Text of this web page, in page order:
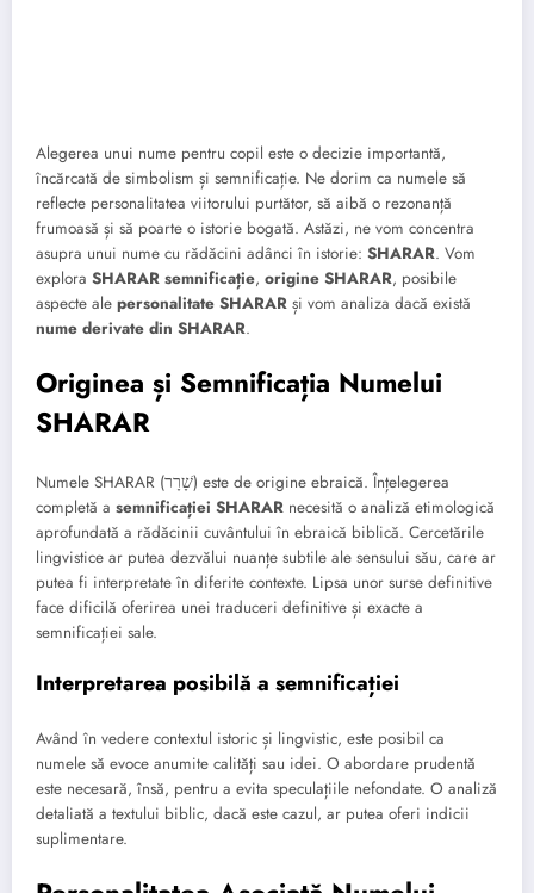
Alegerea unui nume pentru copil este o decizie importantă,
încărcată de simbolism și semnificație. Ne dorim ca numele să
reflecte personalitatea viitorului purtător, să aibă o rezonanță
frumoasă și să poarte o istorie bogată. Astăzi, ne vom concentra
asupra unui nume cu rădăcini adânci în istorie: SHARAR. Vom
explora SHARAR semnificație, origine SHARAR, posibile
aspecte ale personalitate SHARAR și vom analiza dacă există
nume derivate din SHARAR.
Originea și Semnificația Numelui
SHARAR
Numele SHARAR (שָׁרָר) este de origine ebraică. Înțelegerea
completă a semnificației SHARAR necesită o analiză etimologică
aprofundată a rădăcinii cuvântului în ebraică biblică. Cercetările
lingvistice ar putea dezvălui nuanțe subtile ale sensului său, care ar
putea fi interpretate în diferite contexte. Lipsa unor surse definitive
face dificilă oferirea unei traduceri definitive și exacte a
semnificației sale.
Interpretarea posibilă a semnificației
Având în vedere contextul istoric și lingvistic, este posibil ca
numele să evoce anumite calități sau idei. O abordare prudentă
este necesară, însă, pentru a evita speculațiile nefondate. O analiză
detaliată a textului biblic, dacă este cazul, ar putea oferi indicii
suplimentare.